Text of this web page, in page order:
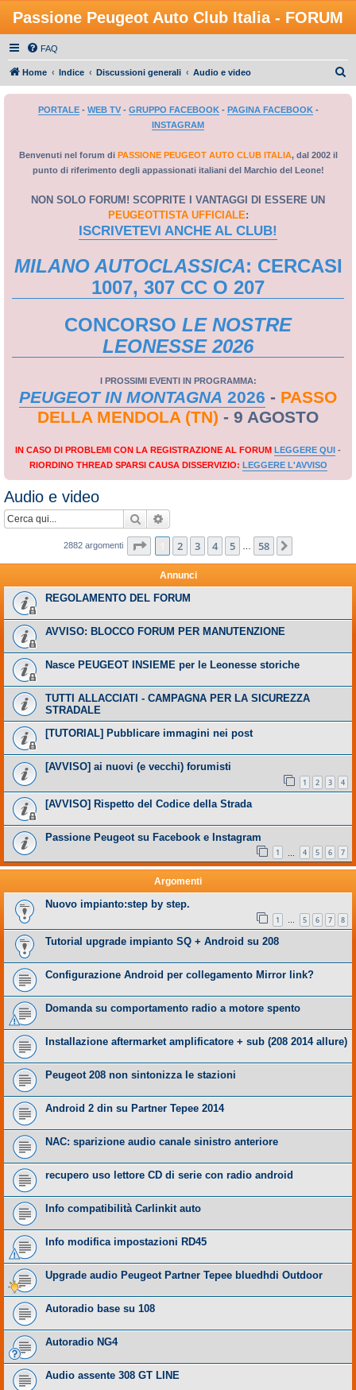
Passione Peugeot Auto Club Italia - FORUM
FAQ
Home Indice Discussioni generali Audio e video
PORTALE- WEB TV- GRUPPO FACEBOOK- PAGINA FACEBOOK-
INSTAGRAM
Benvenuti nel forum di PASSIONE PEUGEOT AUTO CLUB ITALIA, dal 2002 il
punto di riferimento degli appassionati italiani del Marchio del Leone!
NON SOLO FORUM! SCOPRITE I VANTAGGI DI ESSERE UN
PEUGEOTTISTA UFFICIALE:
ISCRIVETEVI ANCHE AL CLUB!
MILANO AUTOCLASSICA: CERCASI
1007, 307 CC O 207
CONCORSO LE NOSTRE
LEONESSE 2026
I PROSSIMI EVENTI IN PROGRAMMA:
PEUGEOT IN MONTAGNA 2026 - PASSO
DELLA MENDOLA (TN) - 9 AGOSTO
IN CASO DI PROBLEMI CON LA REGISTRAZIONE AL FORUM LEGGERE QUI -
RIORDINO THREAD SPARSI CAUSA DISSERVIZIO: LEGGERE L'AVVISO
Audio e video
Cerca
2882 argomenti Pagina di 58
2 3 4 5 58
Annunci
REGOLAMENTO DEL FORUM
AVVISO: BLOCCO FORUM PER MANUTENZIONE
Nasce PEUGEOT INSIEME per le Leonesse storiche
TUTTI ALLACCIATI - CAMPAGNA PER LA SICUREZZA
STRADALE
[TUTORIAL] Pubblicare immagini nei post
[AVVISO] ai nuovi (e vecchi) forumisti
1 2 3 4
[AVVISO] Rispetto del Codice della Strada
Passione Peugeot su Facebook e Instagram
1 4 5 6 7
Argomenti
Nuovo impianto:step by step.
1 … 5 6 7 8
Tutorial upgrade impianto SQ + Android su 208
Configurazione Android per collegamento Mirror link?
Domanda su comportamento radio a motore spento
Installazione aftermarket amplificatore + sub (208 2014 allure)
Peugeot 208 non sintonizza le stazioni
Android 2 din su Partner Tepee 2014
NAC: sparizione audio canale sinistro anteriore
recupero uso lettore CD di serie con radio android
Info compatibilità Carlinkit auto
Info modifica impostazioni RD45
Upgrade audio Peugeot Partner Tepee bluedhdi Outdoor
Autoradio base su 108
Autoradio NG4
Audio assente 308 GT LINE